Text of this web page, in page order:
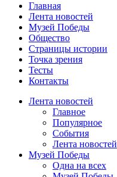
Главная
Лента новостей
Музей Победы
Общество
Страницы истории
Точка зрения
Тесты
Контакты
Лента новостей
Главное
Популярное
События
Лента новостей
Музей Победы
Одна на всех